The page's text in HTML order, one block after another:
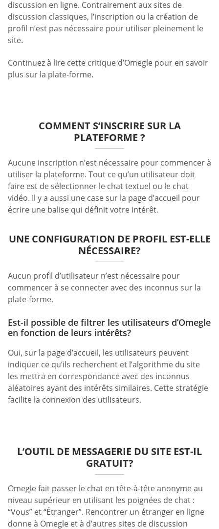
discussion en ligne. Contrairement aux sites de
discussion classiques, l’inscription ou la création de
profil n’est pas nécessaire pour utiliser pleinement le
site.
Continuez à lire cette critique d’Omegle pour en savoir
plus sur la plate-forme.
COMMENT S’INSCRIRE SUR LA
PLATEFORME ?
Aucune inscription n’est nécessaire pour commencer à
utiliser la plateforme. Tout ce qu’un utilisateur doit
faire est de sélectionner le chat textuel ou le chat
vidéo. Il y a aussi une case sur la page d’accueil pour
écrire une balise qui définit votre intérêt.
UNE CONFIGURATION DE PROFIL EST-ELLE
NÉCESSAIRE?
Aucun profil d’utilisateur n’est nécessaire pour
commencer à se connecter avec des inconnus sur la
plate-forme.
Est-il possible de filtrer les utilisateurs d’Omegle
en fonction de leurs intérêts?
Oui, sur la page d’accueil, les utilisateurs peuvent
indiquer ce qu’ils recherchent et l’algorithme du site
les mettra en correspondance avec des inconnus
aléatoires ayant des intérêts similaires. Cette stratégie
facilite la connexion des utilisateurs.
L’OUTIL DE MESSAGERIE DU SITE EST-IL
GRATUIT?
Omegle fait passer le chat en tête-à-tête anonyme au
niveau supérieur en utilisant les poignées de chat :
“Vous” et “Étranger”. Rencontrer un étranger en ligne
donne à Omegle et à d’autres sites de discussion